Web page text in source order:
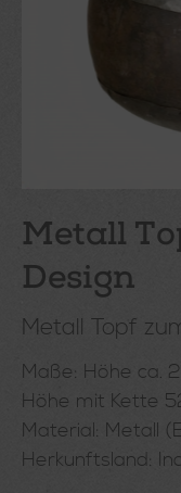
Metall
Design
Metall Topf
Maße: Höhe ca.
Höhe mit Kette
Material: Metall
Herkunftsland: